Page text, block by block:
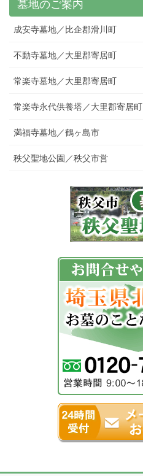
墓地のご案内
成安寺墓地／比企郡滑川町
不動寺墓地／大里郡寄居町
常楽寺墓地／大里郡寄居町
常楽寺永代供養塔／大里郡寄居町
満福寺墓地／鶴ヶ島市
秩父聖地公園／秩父市営